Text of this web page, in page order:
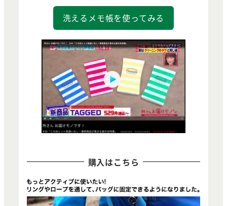
洗えるメモ帳を使ってみる
購入はこちら